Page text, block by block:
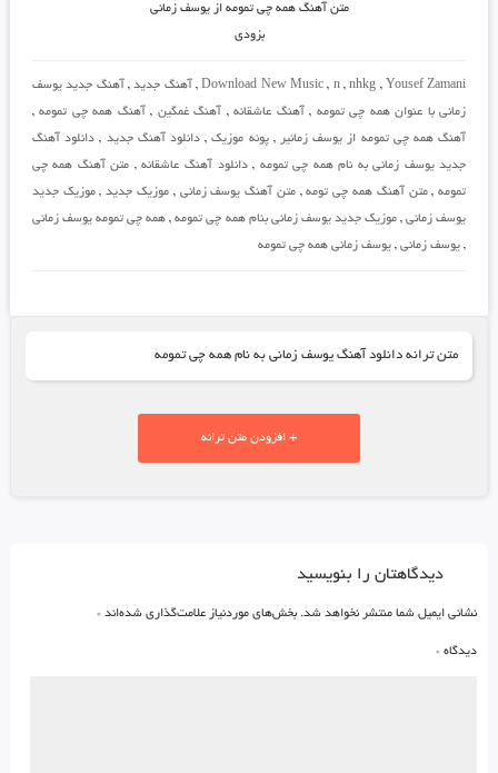
متن آهنگ همه چی تمومه از یوسف زمانی
بزودی
Download New Music, n,nhkg , Yousef Zamani
, آهنگ جدید, آهنگ جدید یوسف
زمانی با عنوان همه چی تمومه , آهنگ عاشقانه, آهنگ غمگین , آهنگ همه چی تمومه,
آهنگ همه چی تمومه از یوسف زمانیر ,پونه موزیک,دانلود آهنگ جدید , دانلود آهنگ
جدید یوسف زمانی به نام همه چی تمومه ,دانلود آهنگ عاشقانه, متن آهنگ همه چی
تمومه,متن آهنگ همه چی تومه,متن آهنگ یوسف زمانی , موزیک جدید,موزیک جدید
یوسف زمانی,موزیک جدید یوسف زمانی بنام همه چی تمومه, همه چی تمومه یوسف زمانی
, یوسف زمانی, یوسف زمانی همه چی تمومه
متن ترانه دانلود آهنگ یوسف زمانی به نام همه چی تمومه
+ افزودن متن ترانه
دیدگاهتان را بنویسید
نشانی ایمیل شما منتشر نخواهد شد. بخش‌های موردنیاز علامت‌گذاری شده‌اند *
دیدگاه *